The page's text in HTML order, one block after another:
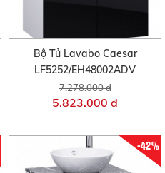
Bộ Tủ Lavabo Caesar
LF5252/EH48002ADV
7.278.000 đ
5.823.000 đ
-42%